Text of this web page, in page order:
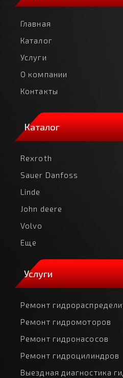
Главная
Каталог
Услуги
О компании
Контакты
Каталог
Rexroth
Sauer Danfoss
Linde
John deere
Volvo
Еще
Услуги
Ремонт
Ремонт гидромоторов
Ремонт гидронасосов
Ремонт гидроцилиндров
Выездная диагностика